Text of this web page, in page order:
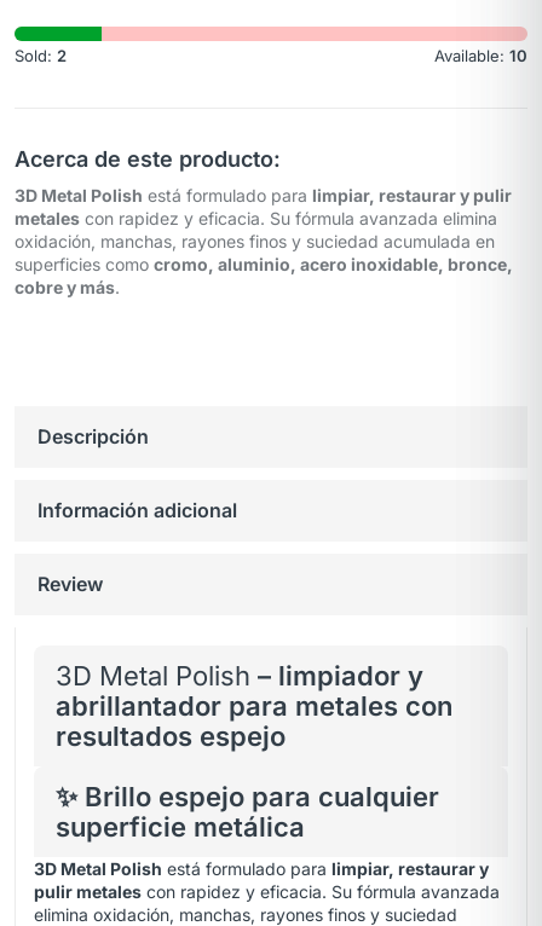
Sold: 2 Available: 10
Acerca de este producto:
3D Metal Polish está formulado para limpiar, restaurar y pulir
metales con rapidez y eficacia. Su fórmula avanzada elimina
oxidación, manchas, rayones finos y suciedad acumulada en
superficies como cromo, aluminio, acero inoxidable, bronce,
cobre y más.
Descripción
Información adicional
Review
3D Metal Polish – limpiador y
abrillantador para metales con
resultados espejo
✨ Brillo espejo para cualquier
superficie metálica
3D Metal Polish está formulado para limpiar, restaurar y
pulir metales con rapidez y eficacia. Su fórmula avanzada
elimina oxidación, manchas, rayones finos y suciedad